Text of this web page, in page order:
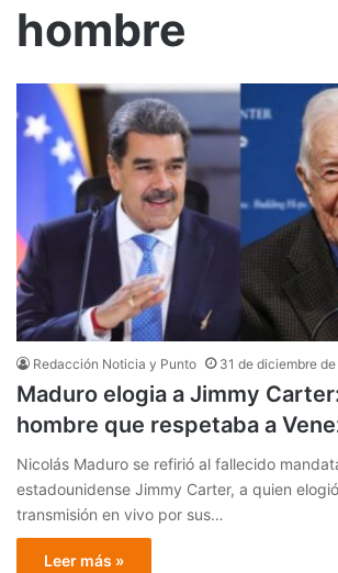
hombre
Redacción Noticia y Punto 31 de diciembre
Maduro elogia a Jimmy
hombre que respetaba a
Nicolás Maduro se refirió al fallecido
estadounidense Jimmy Carter, a quien
transmisión en vivo por sus…
Leer más »